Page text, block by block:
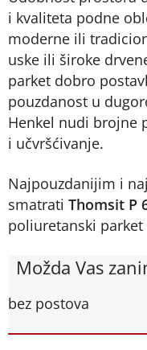
i kvaliteta podne
moderne ili
uske ili široke
parket dobro
pouzdanost u
Henkel nudi brojne
i učvršćivanje.
Najpouzdanijim i
smatrati Thomsit P
poliuretanski parket
Možda Vas
bez postova